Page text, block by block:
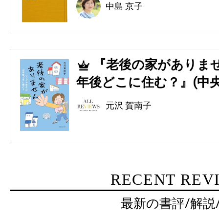
中島 京子
5
『老後の家があり
年後どこに住む？』(中
元沢 賀南子
RECENT
最新の書評/解